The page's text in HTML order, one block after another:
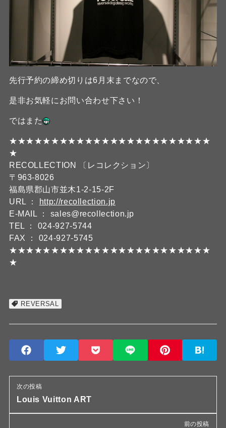
先行予約の締め切りは6月末までなので、
是非お気軽にお問い合わせ下さい！
ではまた
★★★★★★★★★★★★★★★★★★★★★★★★
★
RECOLLECTION 〔レコレクション〕
〒963-8026
福島県郡山市並木1-2-15-2F
URL ：
http://recollection.jp
E-MAIL ： sales@recollection.jp
TEL ： 024-927-5744
FAX ： 024-927-5745
★★★★★★★★★★★★★★★★★★★★★★★★
★
REVERSAL
次の投稿
Louis Vuitton ART
前の投稿